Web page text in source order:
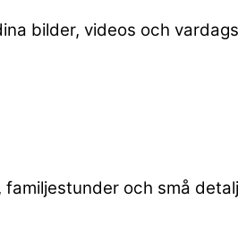
bilder, videos och
och små